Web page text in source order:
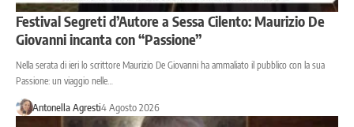
Festival Segreti d’Autore a Sessa Cilento: Maurizio De
Giovanni incanta con “Passione”
Nella serata di ieri lo scrittore Maurizio De Giovanni ha ammaliato il pubblico con la sua
Passione: un viaggio nelle…
Antonella Agresti4 Agosto 2026